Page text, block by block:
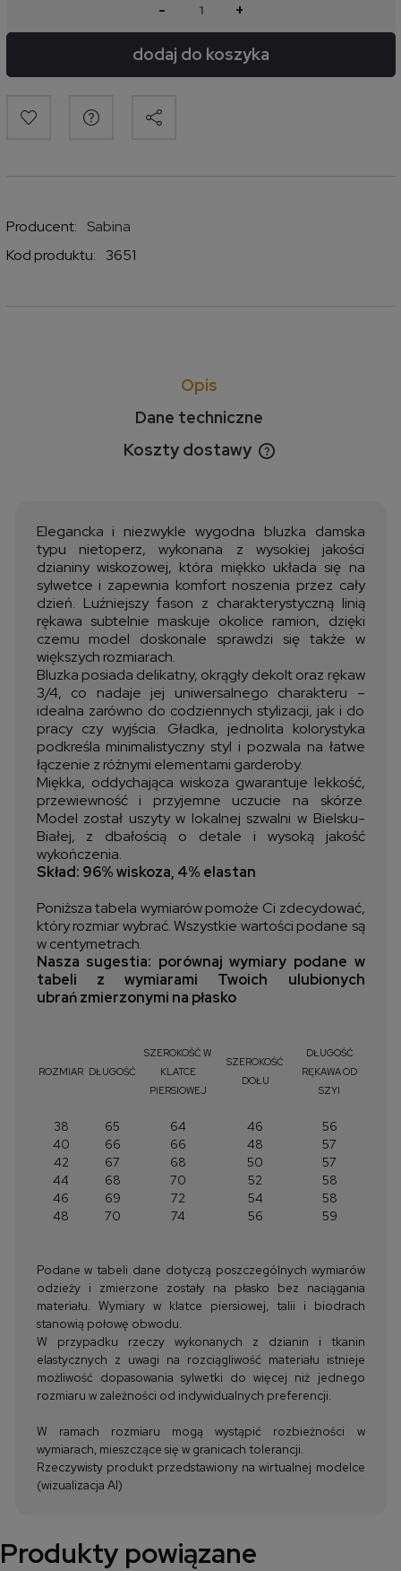
- +
dodaj do koszyka
Producent:
Sabina
Kod produktu:
3651
Opis
Dane techniczne
Koszty dostawy
Cena nie zawiera ewentualnych kosztów płatności
Elegancka i niezwykle wygodna bluzka damska
typu nietoperz, wykonana z wysokiej jakości
dzianiny wiskozowej, która miękko układa się na
sylwetce i zapewnia komfort noszenia przez cały
dzień. Luźniejszy fason z charakterystyczną linią
rękawa subtelnie maskuje okolice ramion, dzięki
czemu model doskonale sprawdzi się także w
większych rozmiarach.
Bluzka posiada delikatny, okrągły dekolt oraz rękaw
3/4, co nadaje jej uniwersalnego charakteru –
idealna zarówno do codziennych stylizacji, jak i do
pracy czy wyjścia. Gładka, jednolita kolorystyka
podkreśla minimalistyczny styl i pozwala na łatwe
łączenie z różnymi elementami garderoby.
Miękka, oddychająca wiskoza gwarantuje lekkość,
przewiewność i przyjemne uczucie na skórze.
Model został uszyty w lokalnej szwalni w Bielsku-
Białej, z dbałością o detale i wysoką jakość
wykończenia.
Skład: 96% wiskoza, 4% elastan
Poniższa tabela wymiarów pomoże Ci zdecydować,
który rozmiar wybrać. Wszystkie wartości podane są
w centymetrach.
Nasza sugestia: porównaj wymiary podane w
tabeli z wymiarami Twoich ulubionych
ubrań zmierzonymi na płasko
ROZMIAR DŁUGOŚĆ
SZEROKOŚĆ W
KLATCE
PIERSIOWEJ
SZEROKOŚĆ
DOŁU
DŁUGOŚĆ
RĘKAWA OD
SZYI
38 65 64 46
56
40
66 66 48
57
42
67 68 50
57
44
68 70 52
58
46
69 72 54
58
48
70 74 56 59
Podane w tabeli dane dotyczą poszczególnych wymiarów
odzieży i zmierzone zostały na płasko bez naciągania
materiału. Wymiary w klatce piersiowej, talii i biodrach
stanowią połowę obwodu.
W przypadku rzeczy wykonanych z dzianin i tkanin
elastycznych z uwagi na rozciągliwość materiału istnieje
możliwość dopasowania sylwetki do więcej niż jednego
rozmiaru w zależności od indywidualnych preferencji.
W ramach rozmiaru mogą wystąpić rozbieżności w
wymiarach, mieszczące się w granicach tolerancji.
Rzeczywisty produkt przedstawiony na wirtualnej modelce
(wizualizacja AI)
Produkty powiązane